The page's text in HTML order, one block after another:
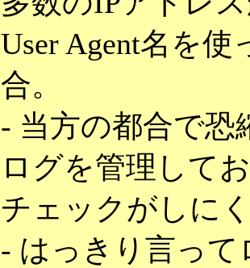
User Agent名を
合。
- 当方の都合で恐
ログを管理して
チェックがしに
- はっきり言っ